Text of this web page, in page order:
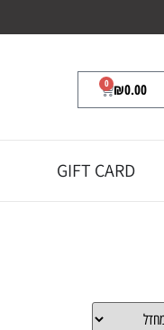
₪0.00
0
GIFT CARD